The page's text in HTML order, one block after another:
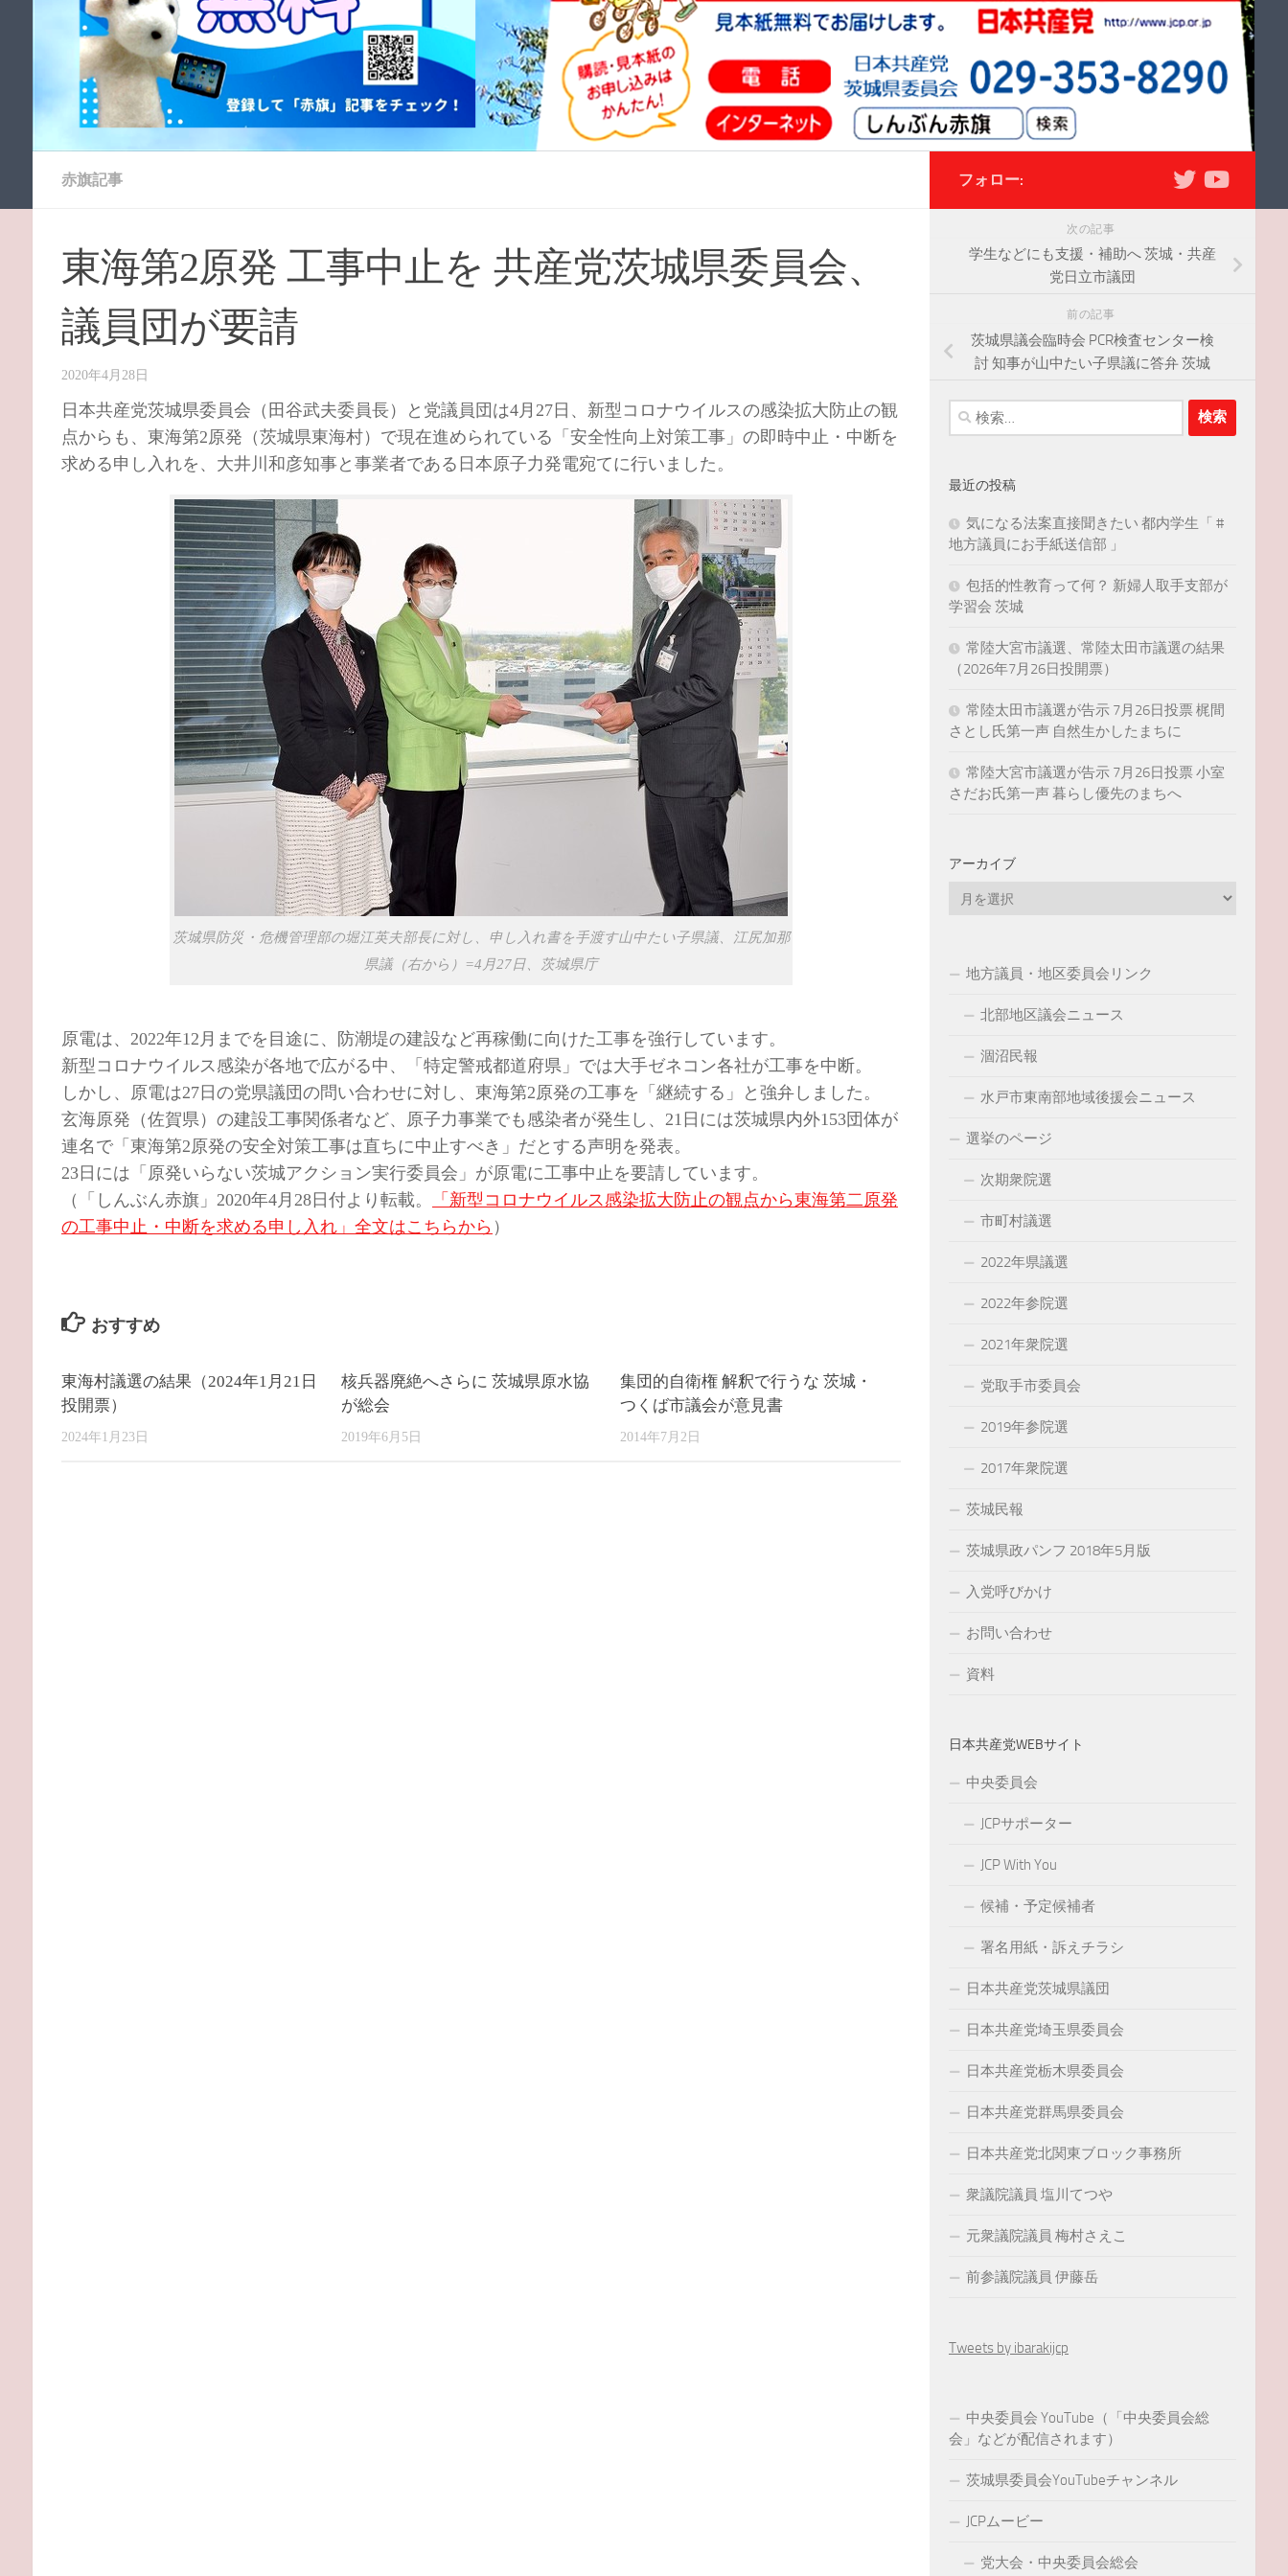
赤旗記事
東海第2原発 工事中止を 共産党茨城県委員会、
議員団が要請
2020年4月28日
日本共産党茨城県委員会（田谷武夫委員長）と党議員団は4月27日、新型コロナウイルスの感染拡大防止の観
点からも、東海第2原発（茨城県東海村）で現在進められている「安全性向上対策工事」の即時中止・中断を
求める申し入れを、大井川和彦知事と事業者である日本原子力発電宛てに行いました。
茨城県防災・危機管理部の堀江英夫部長に対し、申し入れ書を手渡す山中たい子県議、江尻加那
県議（右から）=4月27日、茨城県庁
原電は、2022年12月までを目途に、防潮堤の建設など再稼働に向けた工事を強行しています。
新型コロナウイルス感染が各地で広がる中、「特定警戒都道府県」では大手ゼネコン各社が工事を中断。
しかし、原電は27日の党県議団の問い合わせに対し、東海第2原発の工事を「継続する」と強弁しました。
玄海原発（佐賀県）の建設工事関係者など、原子力事業でも感染者が発生し、21日には茨城県内外153団体が
連名で「東海第2原発の安全対策工事は直ちに中止すべき」だとする声明を発表。
23日には「原発いらない茨城アクション実行委員会」が原電に工事中止を要請しています。
（「しんぶん赤旗」2020年4月28日付より転載。
「新型コロナウイルス感染拡大防止の観点から東海第二原発
の工事中止・中断を求める申し入れ」全文はこちらから ）
おすすめ
東海村議選の結果（2024年1月21日
投開票）
2024年1月23日
核兵器廃絶へさらに 茨城県原水協
が総会
2019年6月5日
集団的自衛権 解釈で行うな 茨城・
つくば市議会が意見書
2014年7月2日
フォロー:
次の記事
学生などにも支援・補助へ 茨城・共産
党日立市議団
前の記事
茨城県議会臨時会 PCR検査センター検
討 知事が山中たい子県議に答弁 茨城
検
索:
最近の投稿
気になる法案直接聞きたい 都内学生「 #
地方議員にお手紙送信部 」
包括的性教育って何？ 新婦人取手支部が
学習会 茨城
常陸大宮市議選、常陸太田市議選の結果
（2026年7月26日投開票）
常陸太田市議選が告示 7月26日投票 梶間
さとし氏第一声 自然生かしたまちに
常陸大宮市議選が告示 7月26日投票 小室
さだお氏第一声 暮らし優先のまちへ
アーカイブ
地方議員・地区委員会リンク
北部地区議会ニュース
涸沼民報
水戸市東南部地域後援会ニュース
選挙のページ
次期衆院選
市町村議選
2022年県議選
2022年参院選
2021年衆院選
党取手市委員会
2019年参院選
2017年衆院選
茨城民報
茨城県政パンフ 2018年5月版
入党呼びかけ
お問い合わせ
資料
日本共産党WEBサイト
中央委員会
JCPサポーター
JCP With You
候補・予定候補者
署名用紙・訴えチラシ
日本共産党茨城県議団
日本共産党埼玉県委員会
日本共産党栃木県委員会
日本共産党群馬県委員会
日本共産党北関東ブロック事務所
衆議院議員 塩川てつや
元衆議院議員 梅村さえこ
前参議院議員 伊藤岳
Tweets by ibarakijcp
中央委員会 YouTube（「中央委員会総
会」などが配信されます）
茨城県委員会YouTubeチャンネル
JCPムービー
党大会・中央委員会総会